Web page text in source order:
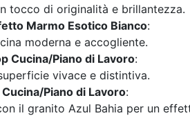
tocco di originalità e brillantezza.
Marmo Esotico Bianco:
moderna e accogliente.
Cucina/Piano di Lavoro:
vivace e distintiva.
Piano di Lavoro:
il granito Azul Bahia per un